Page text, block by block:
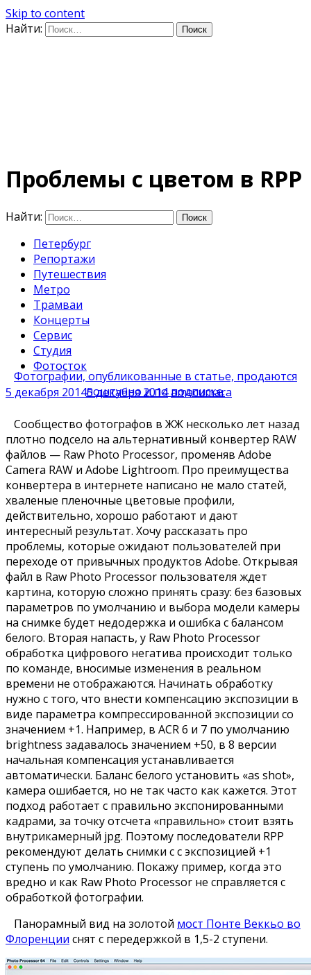
Skip to content
Найти:
Проблемы с цветом в RPP
Найти:
Петербург
Репортажи
Путешествия
Метро
Трамваи
Концерты
Сервис
Студия
Фотосток
5 декабря 20145 декабря 2014amacumara
Фотографии, опубликованные в статье, продаются
поштучно и по подписке.
Сообщество фотографов в ЖЖ несколько лет назад
плотно подсело на альтернативный конвертер RAW
файлов — Raw Photo Processor, променяв Adobe
Camera RAW и Adobe Lightroom. Про преимущества
конвертера в интернете написано не мало статей,
хваленые пленочные цветовые профили,
действительно, хорошо работают и дают
интересный результат. Хочу рассказать про
проблемы, которые ожидают пользователей при
переходе от привычных продуктов Adobe. Открывая
файл в Raw Photo Processor пользователя ждет
картина, которую сложно принять сразу: без базовых
параметров по умолчанию и выбора модели камеры
на снимке будет недодержка и ошибка с балансом
белого. Вторая напасть, у Raw Photo Processor
обработка цифрового негатива происходит только
по команде, вносимые изменения в реальном
времени не отображаются. Начинать обработку
нужно с того, что внести компенсацию экспозиции в
виде параметра компрессированной экспозиции со
значением +1. Например, в ACR 6 и 7 по умолчанию
brightness задавалось значением +50, в 8 версии
начальная компенсация устанавливается
автоматически. Баланс белого установить «as shot»,
камера ошибается, но не так часто как кажется. Этот
подход работает с правильно экспонированными
кадрами, за точку отсчета «правильно» стоит взять
внутрикамерный jpg. Поэтому последователи RPP
рекомендуют делать снимки с с экспозицией +1
ступень по умолчанию. Покажу пример, когда это
вредно и как Raw Photo Processor не справляется с
обработкой фотографии.
Панорамный вид на золотой мост Понте Веккьо во
Флоренции снят с передержкой в 1,5-2 ступени.